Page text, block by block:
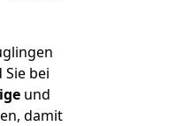
Sie bei
und
damit